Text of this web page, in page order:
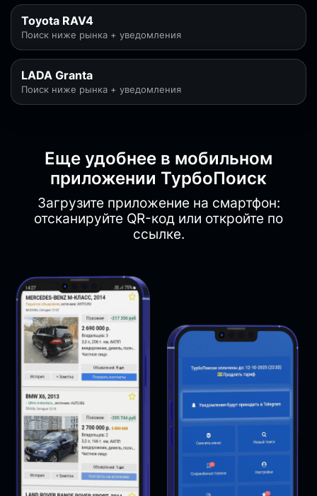
Toyota RAV4
Поиск ниже рынка + уведомления
LADA Granta
Поиск ниже рынка + уведомления
Еще удобнее в мобильном
приложении ТурбоПоиск
Загрузите приложение на смартфон:
отсканируйте QR-код или откройте по
ссылке.